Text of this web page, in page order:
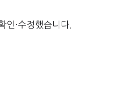
인·수정했습니다.